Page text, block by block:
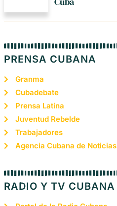
PRENSA CUBANA
Granma
Cubadebate
Prensa Latina
Juventud Rebelde
Trabajadores
Agencia Cubana de Noticias
RADIO Y TV CUBANA